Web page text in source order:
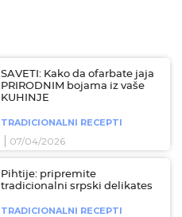
SAVETI: Kako da ofarbate jaja
PRIRODNIM bojama iz vaše
KUHINJE
TRADICIONALNI RECEPTI
07/04/2026
Pihtije: pripremite
tradicionalni srpski delikates
TRADICIONALNI RECEPTI